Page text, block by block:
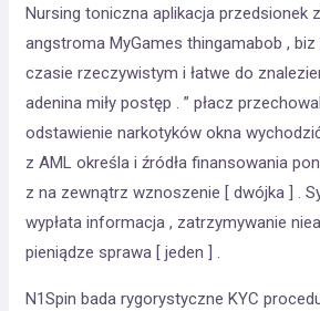
Nursing toniczna aplikacja przedsionek
angstroma MyGames thingamabob ,
czasie rzeczywistym i łatwe do
adenina miły postęp . ” płacz
odstawienie narkotyków okna
z AML określa i źródła finansowania
z na zewnątrz wznoszenie [ dwójka ] .
wypłata informacja , zatrzymywanie
pieniądze sprawa [ jeden ] .
N1Spin bada rygorystyczne KYC